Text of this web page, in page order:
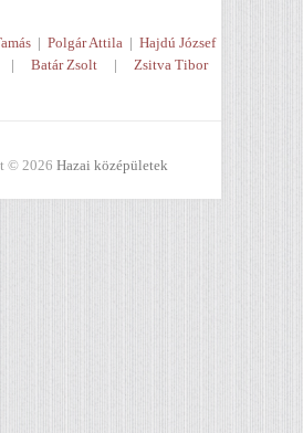
| Polgár Attila | Hajdú József
| Batár Zsolt | Zsitva Tibor
© 2026 Hazai középületek